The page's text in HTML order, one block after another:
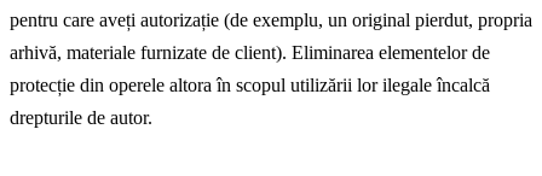
pentru care aveți autorizație (de exemplu, un original pierdut, propria
arhivă, materiale furnizate de client). Eliminarea elementelor de
protecție din operele altora în scopul utilizării lor ilegale încalcă
drepturile de autor.